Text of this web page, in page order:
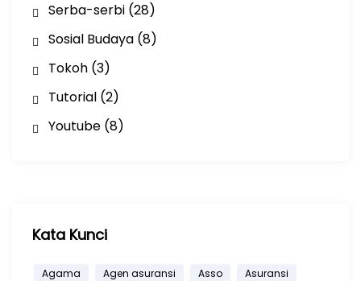
Serba-serbi(28)
Sosial Budaya(8)
Tokoh(3)
Tutorial(2)
Youtube(8)
Kata Kunci
Agama Agen asuransi Asso
Asuransi